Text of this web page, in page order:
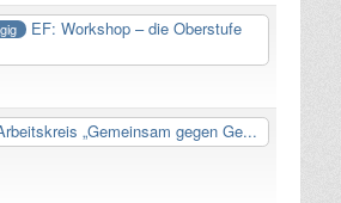
EF: Workshop – die Oberstufe
„Gemeinsam gegen Ge...